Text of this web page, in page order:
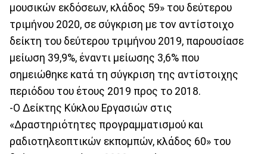
μουσικών εκδόσεων, κλάδος 59» του δεύτερου
τριμήνου 2020, σε σύγκριση με τον αντίστοιχο
δείκτη του δεύτερου τριμήνου 2019, παρουσίασε
μείωση 39,9%, έναντι μείωσης 3,6% που
σημειώθηκε κατά τη σύγκριση της αντίστοιχης
περιόδου του έτους 2019 προς το 2018.
-Ο Δείκτης Κύκλου Εργασιών στις
«Δραστηριότητες προγραμματισμού και
ραδιοτηλεοπτικών εκπομπών, κλάδος 60» του